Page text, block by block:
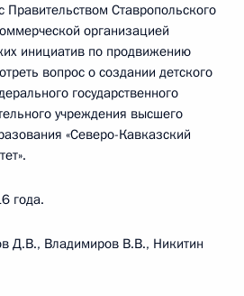
Ставропольского
организацией
инициатив по продвижению
вопрос о создании детского
государственного
учреждения высшего
«Северо-Кавказский
года.
Д.В., Владимиров В.В., Никитин